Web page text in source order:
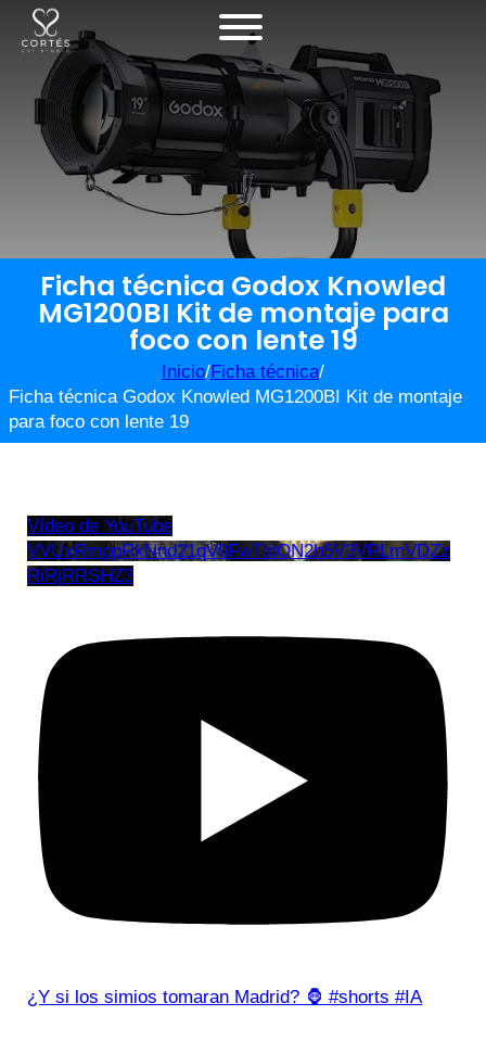
Ficha técnica Godox Knowled
MG1200BI Kit de montaje para
foco con lente 19
Inicio/Ficha técnica/
Ficha técnica Godox Knowled MG1200BI Kit de montaje
para foco con lente 19
Vídeo de YouTube
VVUxRmppRkNnd21qV0FwTldON2h5V3VRLmVDZz
RiRjRRSHZ3
¿Y si los simios tomaran Madrid? 🦍 #shorts #IA